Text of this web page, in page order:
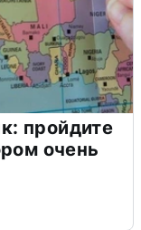
пройдите
очень